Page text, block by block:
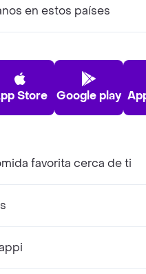
en estos países
Store Google play
favorita cerca de ti